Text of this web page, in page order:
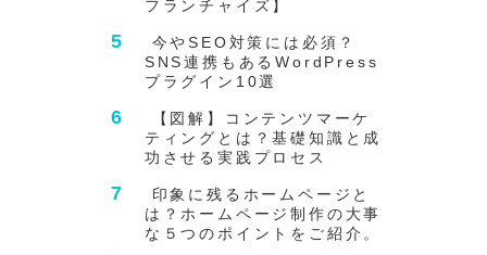
フランチャイズ】
今やSEO対策には必須？
SNS連携もあるWordPress
プラグイン10選
【図解】コンテンツマーケ
ティングとは？基礎知識と成
功させる実践プロセス
印象に残るホームページと
は？ホームページ制作の大事
な５つのポイントをご紹介。